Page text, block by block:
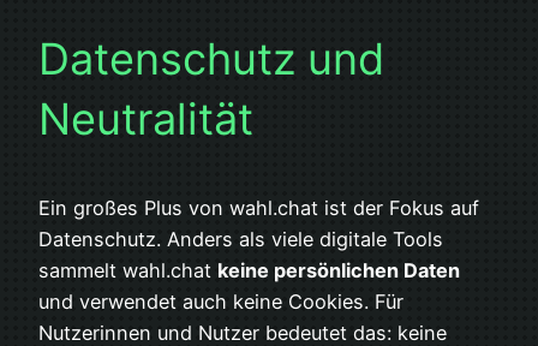
Datenschutz und
Neutralität
Ein großes Plus von wahl.chat ist der Fokus auf
Datenschutz. Anders als viele digitale Tools
sammelt wahl.chat keine persönlichen Daten
und verwendet auch keine Cookies. Für
Nutzerinnen und Nutzer bedeutet das: keine